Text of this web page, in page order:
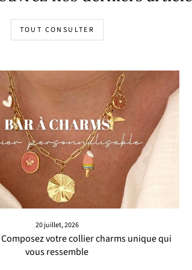
TOUT CONSULTER
20 juillet, 2026
Composez votre collier charms unique qui
vous ressemble